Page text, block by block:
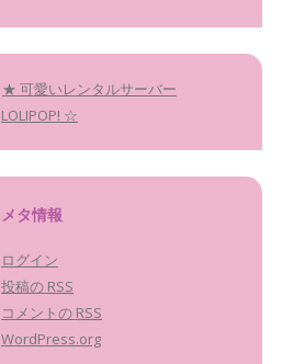
★ 可愛いレンタルサーバー
LOLIPOP! ☆
メタ情報
ログイン
投稿の RSS
コメントの RSS
WordPress.org